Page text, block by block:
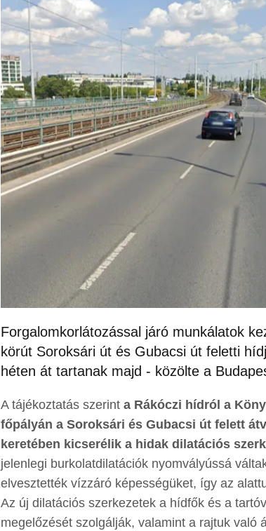
Forgalomkorlátozással járó munkálatok
körút Soroksári út és Gubacsi út feletti
héten át tartanak majd - közölte a
A tájékoztatás szerint a Rákóczi hídról a
főpályán a Soroksári és Gubacsi út felett
keretében kicserélik a hidak dilatációs
jelenlegi burkolatdilatációk nyomvályússá
elvesztették vízzáró képességüket, így az
Az új dilatációs szerkezetek a hídfők és a
megelőzését szolgálják, valamint a rajtuk való